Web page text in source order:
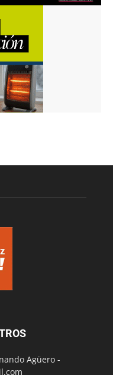
Agüero -